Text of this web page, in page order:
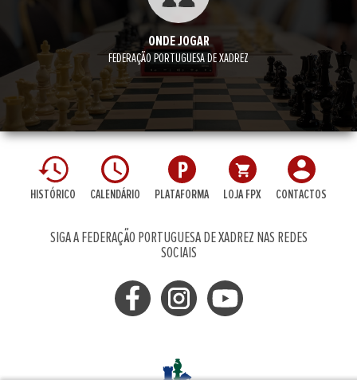
ONDE JOGAR
FEDERAÇÃO PORTUGUESA DE XADREZ
HISTÓRICO CALENDÁRIO PLATAFORMA LOJA FPX CONTACTOS
SIGA A FEDERAÇÃO PORTUGUESA DE XADREZ NAS REDES
SOCIAIS